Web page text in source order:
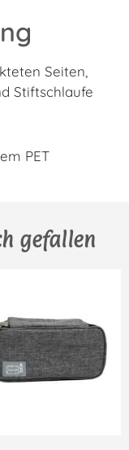
Seiten,
Stiftschlaufe
PET
gefallen